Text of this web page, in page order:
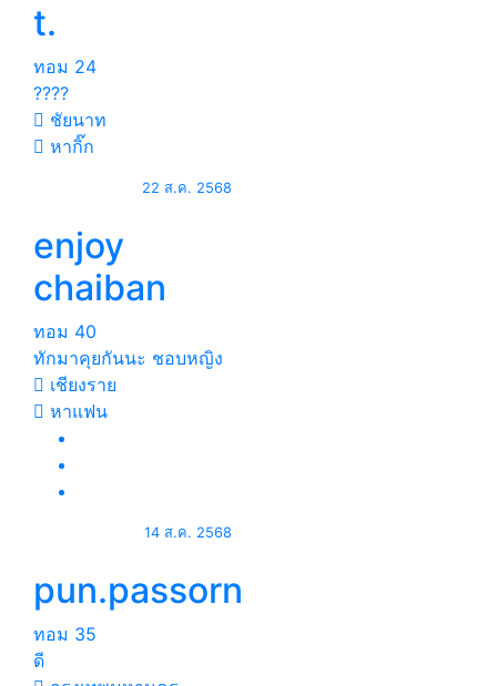
t.
ทอม 24
????
ชัยนาท
หากิ๊ก
22 ส.ค. 2568
enjoy
chaiban
ทอม 40
ทักมาคุยกันนะ ชอบหญิง
เชียงราย
หาแฟน
14 ส.ค. 2568
pun.passorn
ทอม 35
ดี